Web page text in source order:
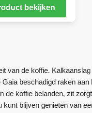
bekijken
van de koffie.
beschadigd raken
de koffie belanden, zit
blijven genieten van